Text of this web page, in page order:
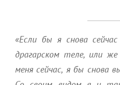
«Если бы я снова
драгарском теле, или
меня сейчас, я бы снова